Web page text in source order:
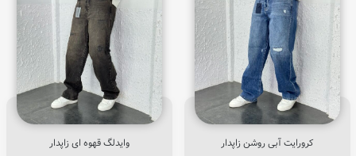
کرورایت آبی روشن زاپدار
وایدلگ قهوه ای زاپدار